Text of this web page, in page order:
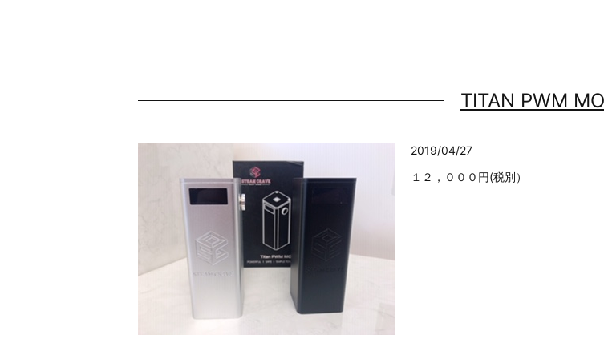
TITAN PWM
2019/04/27
１２，０００円(税別）